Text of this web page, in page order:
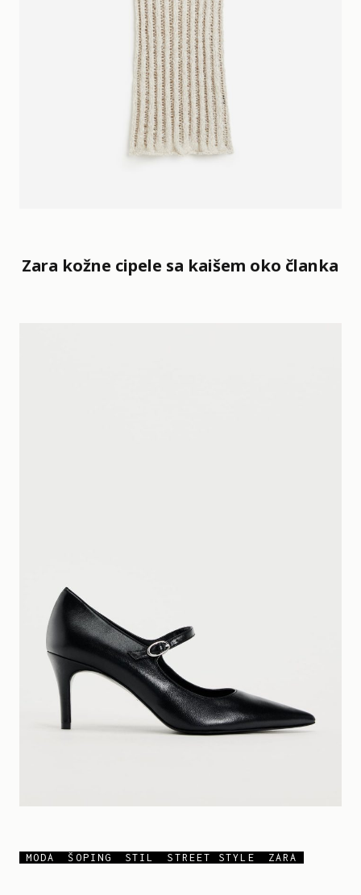
Zara kožne cipele sa kaišem oko članka
MODA ŠOPING STIL STREET STYLE ZARA